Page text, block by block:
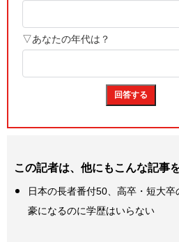
この記者は、他にもこんな記事
日本の長者番付50、高卒・短大卒
豪になるのに学歴はいらない